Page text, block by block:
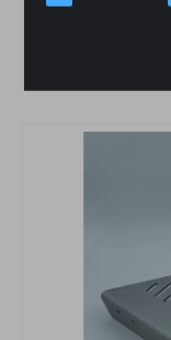
RECARO Adapter